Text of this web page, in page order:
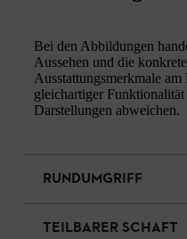
Bei den Abbildungen
Aussehen und die
Ausstattungsmerkmale
gleichartiger
Darstellungen abweichen.
RUNDUMGRIFF
TEILBARER SCHAFT